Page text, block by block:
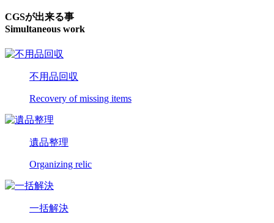
CGSが出来る事
Simultaneous work
不用品回収
Recovery of missing items
遺品整理
Organizing relic
一括解決